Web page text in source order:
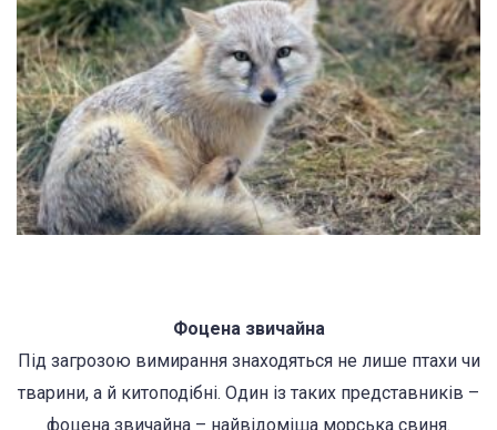
Фоцена звичайна
Під загрозою вимирання знаходяться не лише птахи чи
тварини, а й китоподібні. Один із таких представників –
фоцена звичайна – найвідоміша морська свиня.